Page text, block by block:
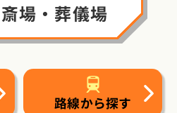
斎場・葬儀場
路線から探す